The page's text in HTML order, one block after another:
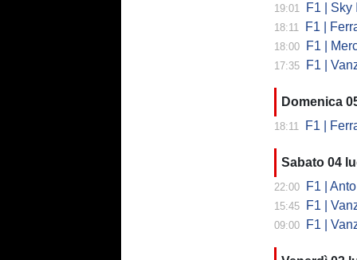
19:01 F1 | Sky
18:11 F1 |
18:00 F1 |
17:35 F1 |
Domenica
18:11 F1 | Ferrari,
Sabato 04
22:00 F1 |
15:45 F1 |
09:00 F1 | Vanzini